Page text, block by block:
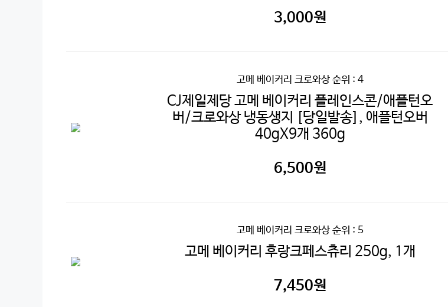
3,000원
고메 베이커리 크로와상순위 : 4
CJ제일제당 고메 베이커리 플레인스콘/애플턴오
버/크로와상 냉동생지 [당일발송], 애플턴오버
40gX9개 360g
6,500원
고메 베이커리 크로와상순위 : 5
고메 베이커리 후랑크페스츄리 250g, 1개
7,450원